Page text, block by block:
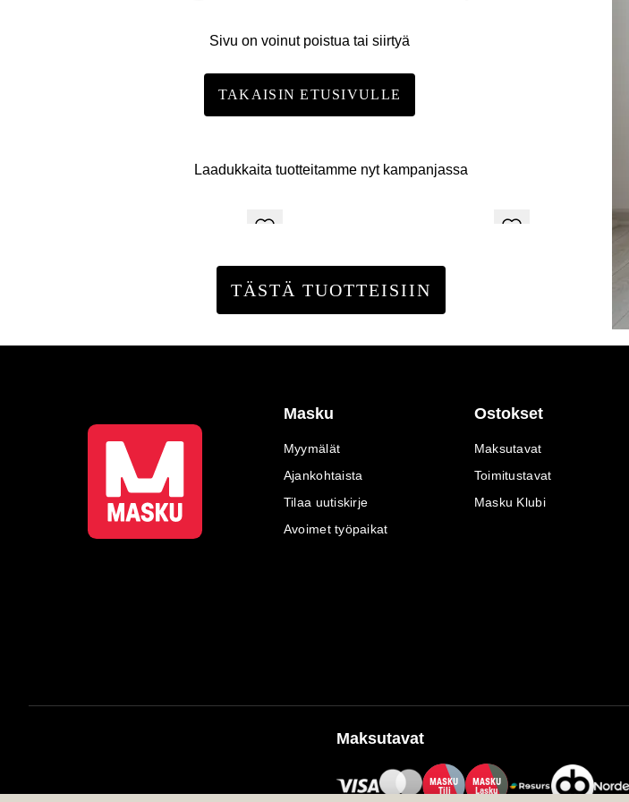
Sivu on voinut poistua tai siirtyä
TAKAISIN ETUSIVULLE
Laadukkaita tuotteitamme nyt kampanjassa
TÄSTÄ TUOTTEISIIN
Masku
Myymälät
Ajankohtaista
Tilaa uutiskirje
Avoimet työpaikat
Ostokset
Maksutavat
Toimitustavat
Masku Klubi
Maksutavat
MASKU
Tili
MASKU
Lasku